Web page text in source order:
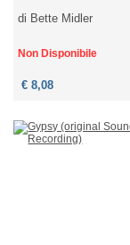
di Bette Midler
Non Disponibile
€ 8,08